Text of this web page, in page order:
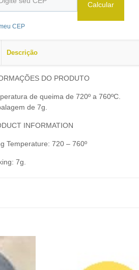
Calcular
CEP
Descrição
DO PRODUTO
de queima de 720º a 760ºC.
de 7g.
INFORMATION
Temperature: 720 – 760º
7g.